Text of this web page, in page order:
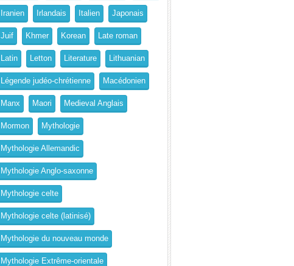
Iranien Irlandais Italien Japonais
Juif Khmer Korean Late roman
Latin Letton Literature Lithuanian
Légende judéo-chrétienne Macédonien
Manx Maori Medieval Anglais
Mormon Mythologie
Mythologie Allemandic
Mythologie Anglo-saxonne
Mythologie celte
Mythologie celte (latinisé)
Mythologie du nouveau monde
Mythologie Extrême-orientale